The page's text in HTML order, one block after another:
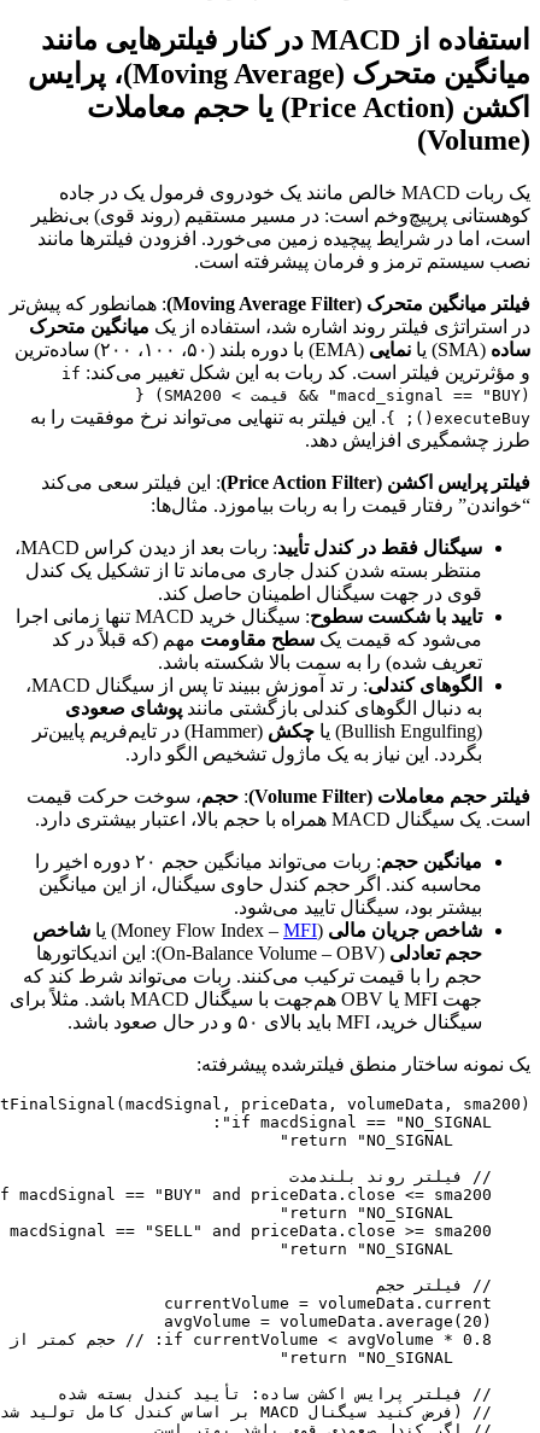
استفاده از MACD در کنار فیلترهایی مانند
میانگین متحرک (Moving Average)، پرایس
اکشن (Price Action) یا حجم معاملات
(Volume)
یک ربات MACD خالص مانند یک خودروی فرمول یک در جاده
کوهستانی پرپیچ‌وخم است: در مسیر مستقیم (روند قوی) بی‌نظیر
است، اما در شرایط پیچیده زمین می‌خورد. افزودن فیلترها مانند
نصب سیستم ترمز و فرمان پیشرفته است.
فیلتر میانگین متحرک (Moving Average Filter)
: همانطور که پیش‌تر
در استراتژی فیلتر روند اشاره شد، استفاده از یک میانگین متحرک
ساده (SMA) یا نمایی
(EMA) با دوره بلند (۵۰، ۱۰۰، ۲۰۰) ساده‌ترین
و مؤثرترین فیلتر است. کد ربات به این شکل تغییر می‌کند: if
(macd_signal == "BUY" && قیمت > SMA200) {
executeBuy(); }
. این فیلتر به تنهایی می‌تواند نرخ موفقیت را به
طرز چشمگیری افزایش دهد.
فیلتر پرایس اکشن (Price Action Filter)
: این فیلتر سعی می‌کند
“خواندن” رفتار قیمت را به ربات بیاموزد. مثال‌ها:
سیگنال فقط در کندل تأیید
: ربات بعد از دیدن کراس MACD،
منتظر بسته شدن کندل جاری می‌ماند تا از تشکیل یک کندل
قوی در جهت سیگنال اطمینان حاصل کند.
تایید با شکست سطوح
: سیگنال خرید MACD تنها زمانی اجرا
می‌شود که قیمت یک سطح مقاومت مهم (که قبلاً در کد
تعریف شده) را به سمت بالا شکسته باشد.
الگوهای کندلی
: ر تد آموزش ببیند تا پس از سیگنال MACD،
به دنبال الگوهای کندلی بازگشتی مانند پوشای صعودی
(Bullish Engulfing) یا
چکش
(Hammer) در تایم‌فریم پایین‌تر
بگردد. این نیاز به یک ماژول تشخیص الگو دارد.
فیلتر حجم معاملات (Volume Filter) : حجم، سوخت حرکت قیمت
است. یک سیگنال MACD همراه با حجم بالا، اعتبار بیشتری دارد.
میانگین حجم
: ربات می‌تواند میانگین حجم ۲۰ دوره اخیر را
محاسبه کند. اگر حجم کندل حاوی سیگنال، از این میانگین
بیشتر بود، سیگنال تایید می‌شود.
شاخص جریان مالی (Money Flow Index –
MFI ) یا شاخص
حجم تعادلی
(On-Balance Volume – OBV): این اندیکاتورها
حجم را با قیمت ترکیب می‌کنند. ربات می‌تواند شرط کند که
جهت MFI یا OBV هم‌جهت با سیگنال MACD باشد. مثلاً برای
سیگنال خرید، MFI باید بالای ۵۰ و در حال صعود باشد.
یک نمونه ساختار منطق فیلترشده پیشرفته: